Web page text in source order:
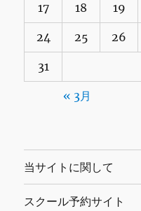
17 18 19
24 25 26
31
« 3月
当サイトに関して
スクール予約サイト